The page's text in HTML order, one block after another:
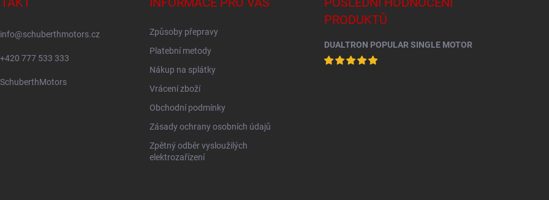
info@schuberthmotors.cz
+420 777 533 333
SchuberthMotors
Způsoby přepravy
Platební metody
Nákup na splátky
Vrácení zboží
Obchodní podmínky
Zásady ochrany osobních údajů
Zpětný odběr vysloužilých
elektrozařízení
PRODUKTŮ
DUALTRON POPULAR SINGLE MOTOR